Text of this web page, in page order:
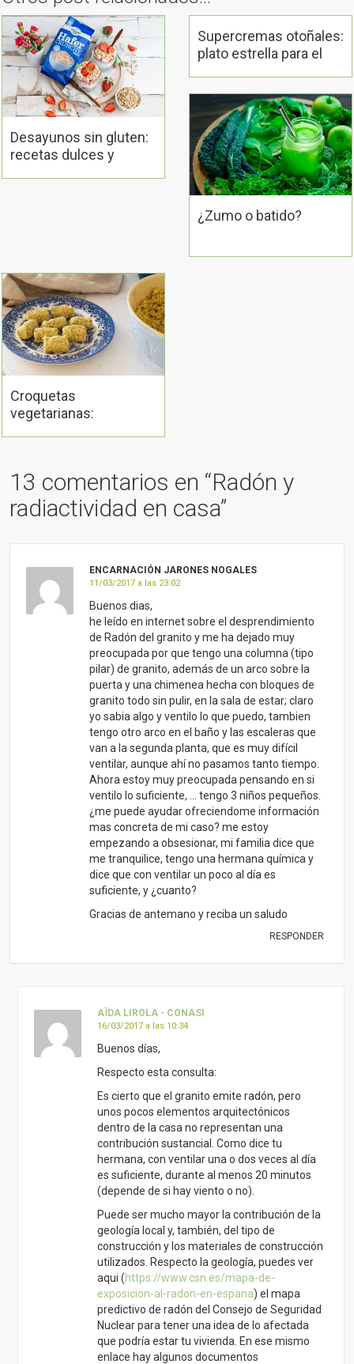
Desayunos sin gluten:
recetas dulces y
Supercremas otoñales:
plato estrella para el
¿Zumo o batido?
Croquetas
vegetarianas:
13 comentarios en “Radón y
radiactividad en casa”
ENCARNACIÓN JARONES NOGALES
11/03/2017 a las 23:02
Buenos dias,
he leído en internet sobre el desprendimiento
de Radón del granito y me ha dejado muy
preocupada por que tengo una columna (tipo
pilar) de granito, además de un arco sobre la
puerta y una chimenea hecha con bloques de
granito todo sin pulir, en la sala de estar; claro
yo sabia algo y ventilo lo que puedo, tambien
tengo otro arco en el baño y las escaleras que
van a la segunda planta, que es muy difícil
ventilar, aunque ahí no pasamos tanto tiempo.
Ahora estoy muy preocupada pensando en si
ventilo lo suficiente, … tengo 3 niños pequeños.
¿me puede ayudar ofreciendome información
mas concreta de mi caso? me estoy
empezando a obsesionar, mi familia dice que
me tranquilice, tengo una hermana química y
dice que con ventilar un poco al día es
suficiente, y ¿cuanto?
Gracias de antemano y reciba un saludo
RESPONDER
AÏDA LIROLA - CONASI
16/03/2017 a las 10:34
Buenos días,
Respecto esta consulta:
Es cierto que el granito emite radón, pero
unos pocos elementos arquitectónicos
dentro de la casa no representan una
contribución sustancial. Como dice tu
hermana, con ventilar una o dos veces al día
es suficiente, durante al menos 20 minutos
(depende de si hay viento o no).
Puede ser mucho mayor la contribución de la
geología local y, también, del tipo de
construcción y los materiales de construcción
utilizados. Respecto la geología, puedes ver
aqui (https://www.csn.es/mapa-de-
exposicion-al-radon-en-espana) el mapa
predictivo de radón del Consejo de Seguridad
Nuclear para tener una idea de lo afectada
que podría estar tu vivienda. En ese mismo
enlace hay algunos documentos